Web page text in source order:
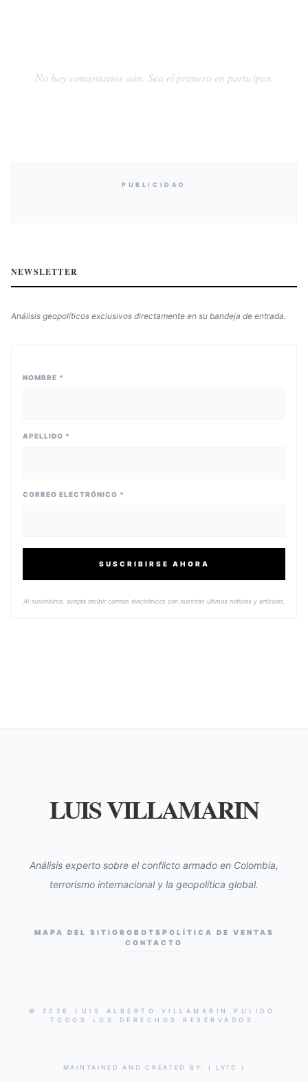
No hay comentarios aún. Sea el primero en participar.
PUBLICIDAD
NEWSLETTER
Análisis geopolíticos exclusivos directamente en su bandeja de entrada.
NOMBRE *
APELLIDO *
CORREO ELECTRÓNICO *
SUSCRIBIRSE AHORA
Al suscribirse, acepta recibir correos electrónicos con nuestras últimas noticias y artículos.
LUIS VILLAMARIN
Análisis experto sobre el conflicto armado en Colombia,
terrorismo internacional y la geopolítica global.
MAPA DEL SITIO ROBOTS POLÍTICA DE VENTAS
CONTACTO
© 2026 LUIS ALBERTO VILLAMARIN PULIDO.
TODOS LOS DERECHOS RESERVADOS.
MAINTAINED AND CREATED BY: { LV10 }